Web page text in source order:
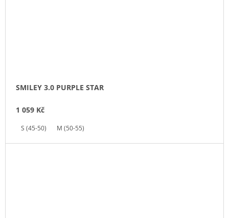
SMILEY 3.0 PURPLE STAR
1 059 Kč
S (45-50) M (50-55)